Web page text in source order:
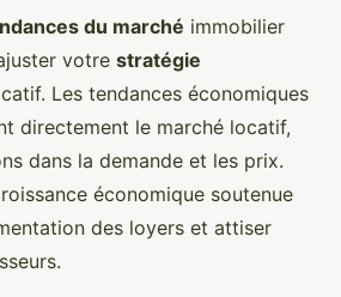
du marché immobilier
votre stratégie
Les tendances économiques
directement le marché locatif,
dans la demande et les prix.
économique soutenue
des loyers et attiser